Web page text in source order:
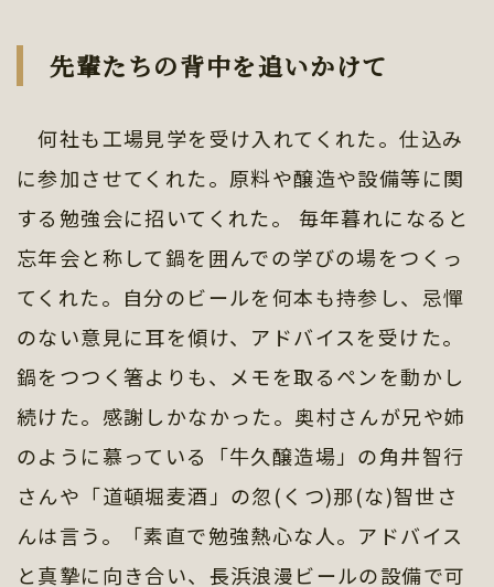
先輩たちの背中を追いかけて
何社も工場見学を受け入れてくれた。仕込み
に参加させてくれた。原料や醸造や設備等に関
する勉強会に招いてくれた。 毎年暮れになると
忘年会と称して鍋を囲んでの学びの場をつくっ
てくれた。自分のビールを何本も持参し、忌憚
のない意見に耳を傾け、アドバイスを受けた。
鍋をつつく箸よりも、メモを取るペンを動かし
続けた。感謝しかなかった。奥村さんが兄や姉
のように慕っている「牛久醸造場」の角井智行
さんや「道頓堀麦酒」の忽(くつ)那(な)智世さ
んは言う。「素直で勉強熱心な人。アドバイス
と真摯に向き合い、長浜浪漫ビールの設備で可